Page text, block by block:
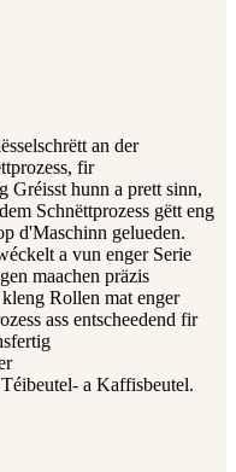
an der
fir
Gréisst hunn a prett sinn,
Schnëttprozess gëtt eng
d'Maschinn gelueden.
a vun enger Serie
maachen präzis
Rollen mat enger
ass entscheedend fir
a Kaffisbeutel.